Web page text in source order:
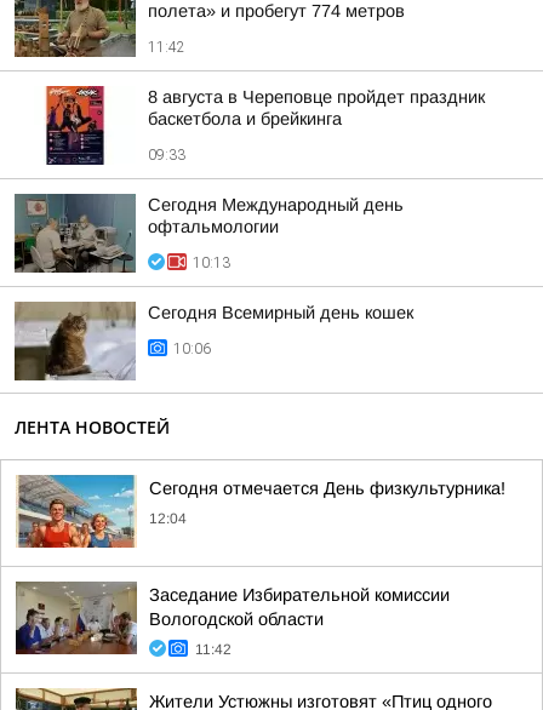
полета» и пробегут 774 метров
11:42
8 августа в Череповце пройдет праздник
баскетбола и брейкинга
09:33
Сегодня Международный день
офтальмологии
10:13
Сегодня Всемирный день кошек
10:06
ЛЕНТА НОВОСТЕЙ
Сегодня отмечается День физкультурника!
12:04
Заседание Избирательной комиссии
Вологодской области
11:42
Жители Устюжны изготовят «Птиц одного